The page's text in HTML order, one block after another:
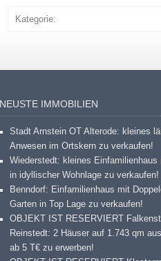
Kategorie:
NEUSTE IMMOBILIEN
Stadt Arnstein OT Alterode: kleines
Anwesen im Ortskern zu verkaufen!
Wiederstedt: kleines Einfamilienhaus
in idyllischer Wohnlage zu verkaufen!
Benndorf: Einfamilienhaus mit
Garten in Top Lage zu verkaufen!
OBJEKT IST RESERVIERT
Reinstedt: 2 Häuser auf 1.743 qm
ab 5 T€ zu erwerben!